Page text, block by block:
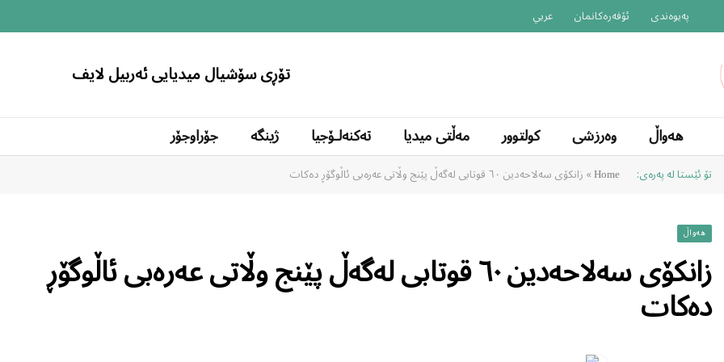
پەیوەندی ئۆفەرەکانمان عربي
تۆڕی سۆشیال میدیایی ئەربیل لایف
هەواڵ وەرزشی کولتوور مەڵتی میدیا تەکنەلۆجیا ژینگە جۆراوجۆر
تۆ ئێستا لە پەرەی: Home
»زانکۆی سەلاحەدین ٦٠ قوتابی لەگەڵ پێنج وڵاتی عەرەبی ئاڵوگۆڕ دەکات
هەواڵ
زانکۆی سەلاحەدین ٦٠ قوتابی لەگەڵ پێنج وڵاتی عەرەبی ئاڵوگۆڕ
دەکات